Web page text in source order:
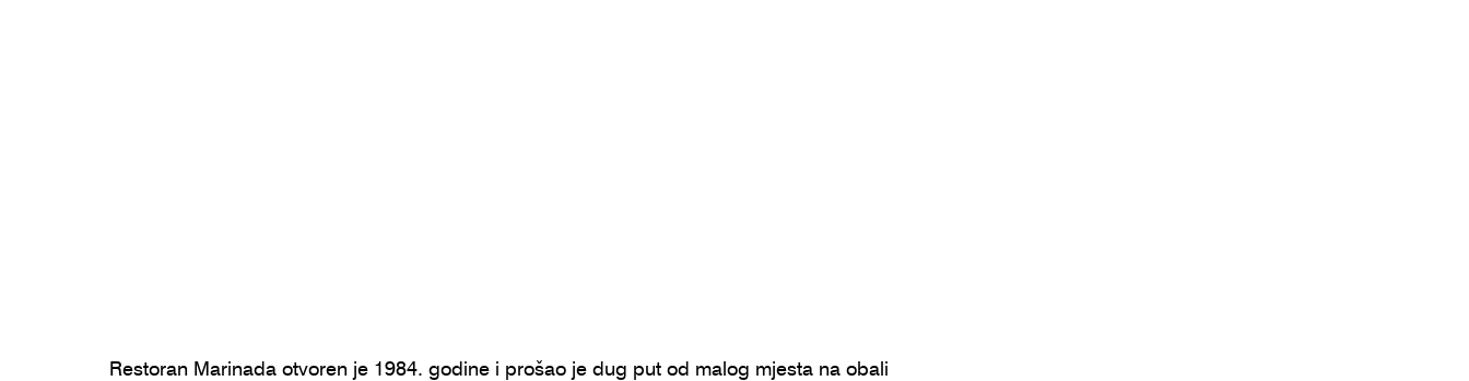
Restoran Marinada otvoren je 1984. godine i prošao je dug put od malog mjesta na obali